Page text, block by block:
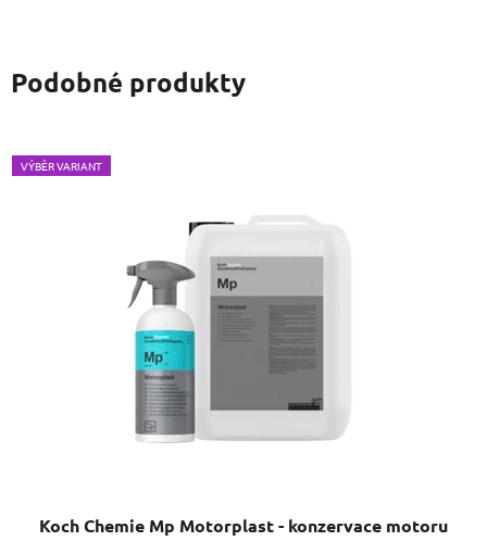
Podobné produkty
VÝBĚR VARIANT
Koch Chemie Mp Motorplast - konzervace motoru